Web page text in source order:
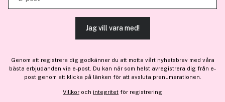
TILLÅT ALLA COOKIES
VISA DETALJER
Jag vill vara med!
Genom att registrera dig godkänner du att motta vårt nyhetsbrev med våra
bästa erbjudanden via e-post. Du kan när som helst avregistrera dig från e-
post genom att klicka på länken för att avsluta prenumerationen.
Villkor och integritet för registrering